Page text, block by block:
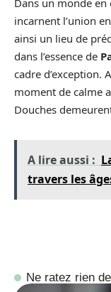
Dans un monde
incarnent l’union
ainsi un lieu de
dans l’essence de
cadre d’exception.
moment de calme
Douches
A lire aussi :
travers les
Ne ratez rien